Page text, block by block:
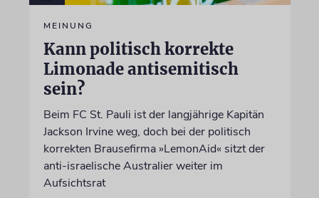
MEINUNG
Kann politisch korrekte
Limonade antisemitisch
sein?
Beim FC St. Pauli ist der langjährige Kapitän
Jackson Irvine weg, doch bei der politisch
korrekten Brausefirma »LemonAid« sitzt der
anti-israelische Australier weiter im
Aufsichtsrat